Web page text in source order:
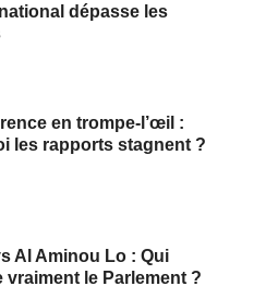
national dépasse les
en trompe-l’œil :
les rapports stagnent ?
Al Aminou Lo : Qui
vraiment le Parlement ?